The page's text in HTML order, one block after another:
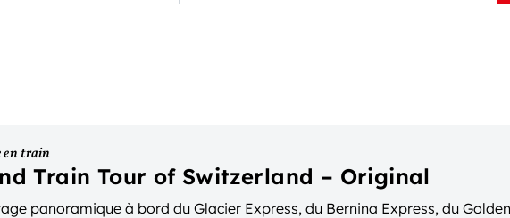
en train
Train Tour of Switzerland – Original
panoramique à bord du Glacier Express, du Bernina Express, du